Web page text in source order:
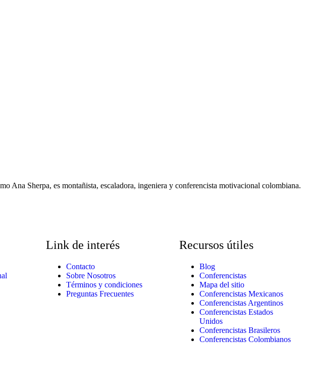
Ana Sherpa, es montañista, escaladora, ingeniera y conferencista motivacional colombiana.
Link de interés
Contacto
Sobre Nosotros
Términos y condiciones
Preguntas Frecuentes
Recursos útiles
Blog
Conferencistas
Mapa del sitio
Conferencistas Mexicanos
Conferencistas Argentinos
Conferencistas Estados
Unidos
Conferencistas Brasileros
Conferencistas Colombianos